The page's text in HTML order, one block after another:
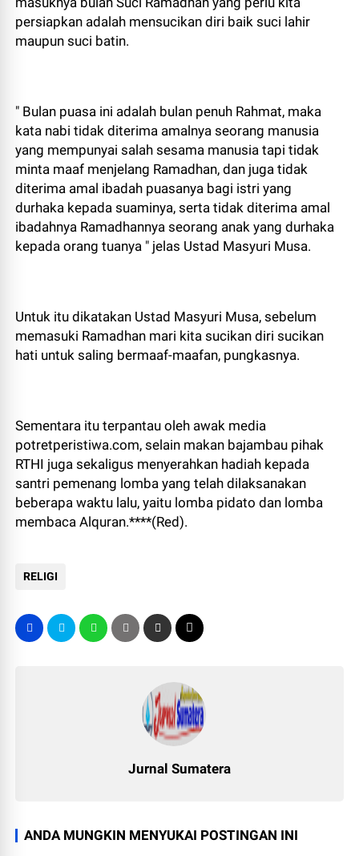
persiapkan adalah mensucikan diri baik suci lahir
maupun suci batin.
" Bulan puasa ini adalah bulan penuh Rahmat, maka
kata nabi tidak diterima amalnya seorang manusia
yang mempunyai salah sesama manusia tapi tidak
minta maaf menjelang Ramadhan, dan juga tidak
diterima amal ibadah puasanya bagi istri yang
durhaka kepada suaminya, serta tidak diterima amal
ibadahnya Ramadhannya seorang anak yang durhaka
kepada orang tuanya " jelas Ustad Masyuri Musa.
Untuk itu dikatakan Ustad Masyuri Musa, sebelum
memasuki Ramadhan mari kita sucikan diri sucikan
hati untuk saling bermaaf-maafan, pungkasnya.
Sementara itu terpantau oleh awak media
potretperistiwa.com, selain makan bajambau pihak
RTHI juga sekaligus menyerahkan hadiah kepada
santri pemenang lomba yang telah dilaksanakan
beberapa waktu lalu, yaitu lomba pidato dan lomba
membaca Alquran.****(Red).
RELIGI
Jurnal Sumatera
ANDA MUNGKIN MENYUKAI POSTINGAN INI